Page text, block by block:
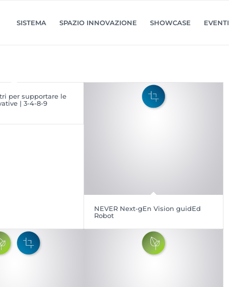
SISTEMA SPAZIO INNOVAZIONE SHOWCASE EVENTI
per supportare le
| 3-4-8-9
NEVER Next-gEn Vision guidEd
Robot